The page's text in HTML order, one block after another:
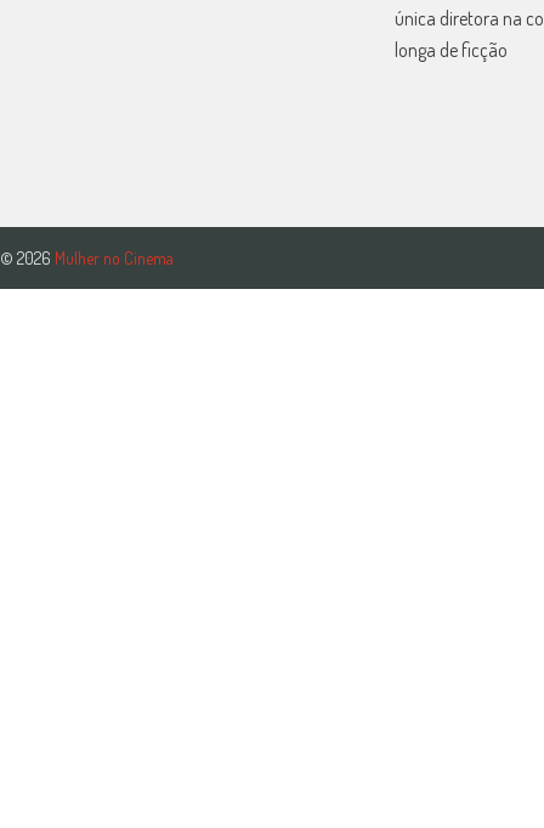
única diretora na
longa de ficção
© 2026 Mulher no Cinema